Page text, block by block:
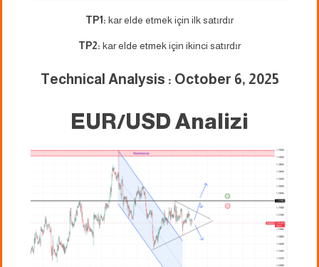
TP1: kar elde etmek için ilk satırdır
TP2: kar elde etmek için ikinci satırdır
Technical Analysis : October 6, 2025
EUR/USD Analizi